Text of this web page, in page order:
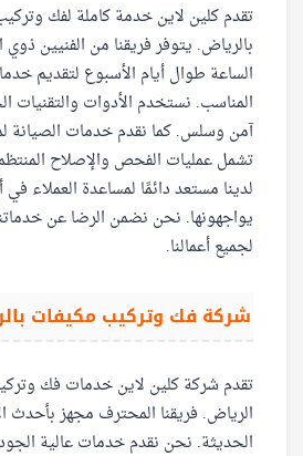
تقدم كلين لاين خدمة كاملة لفك
بالرياض. يتوفر فريقنا من الفنيين
الساعة طوال أيام الأسبوع لتقديم
المناسب. نستخدم الأدوات والتقنيات
آمن وسلس. كما نقدم خدمات الصيانة
تشمل عمليات الفحص والإصلاح
لدينا مستعد دائمًا لمساعدة العملاء
يواجهونها. نحن نضمن الرضا عن
لجميع أعمالنا.
شركة فك وتركيب مكيفات
تقدم شركة كلين لاين خدمات فك
الرياض. فريقنا المحترف مجهز بأحدث
الحديثة. نحن نقدم خدمات عالية